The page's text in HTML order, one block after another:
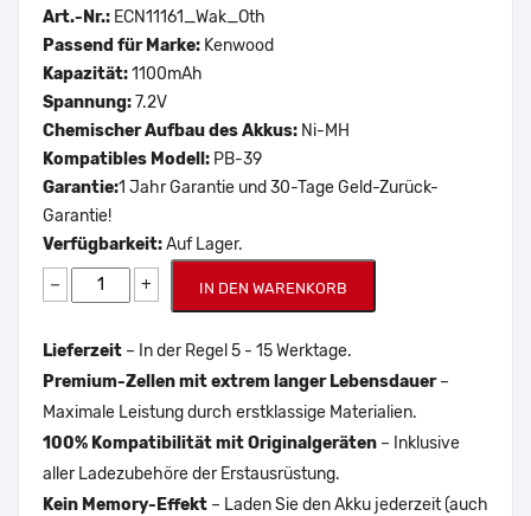
Art.-Nr.: ECN11161_Wak_Oth
Passend für Marke: Kenwood
Kapazität:1100mAh
Spannung:7.2V
Chemischer Aufbau des Akkus: Ni-MH
Kompatibles Modell: PB-39
Garantie:1 Jahr Garantie und 30-Tage Geld-Zurück-
Garantie!
Verfügbarkeit:Auf Lager.
− + IN DEN WARENKORB
Lieferzeit – In der Regel 5 - 15 Werktage.
Premium-Zellen mit extrem langer Lebensdauer–
Maximale Leistung durch erstklassige Materialien.
100% Kompatibilität mit Originalgeräten – Inklusive
aller Ladezubehöre der Erstausrüstung.
Kein Memory-Effekt – Laden Sie den Akku jederzeit (auch